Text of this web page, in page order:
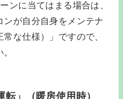
ンに当てはまる場合は、
が自分自身をメンテナ
な仕様）」ですので、
」（暖房使用時）